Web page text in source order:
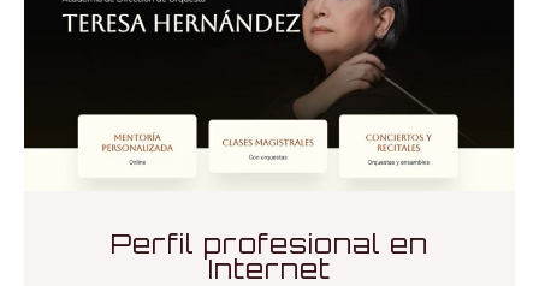
Perfil profesional en
Internet